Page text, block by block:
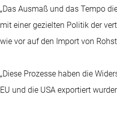
„Das Ausmaß und das Tempo
mit einer gezielten Politik der
wie vor auf den Import von
„Diese Prozesse haben die
EU und die USA exportiert